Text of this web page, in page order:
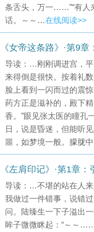
条舌头，万一……”“有人
话。～～…在线阅读>>
《女帝这条路》·第9章
导读：…刚刚调进宫，
来得倒是很快。按着礼
脸上看到一闪而过的震
药方正是滋补的，殿下
香。”眼见张太医的瞳孔
日，说是昏迷，但能听
噩，如梦境一般。朦胧
《左肩印记》·第1章
导读：…不堪的站在人
我做过一件错事，说错
问。陆臻生一下子溢出
眸子微微眯起：“～～